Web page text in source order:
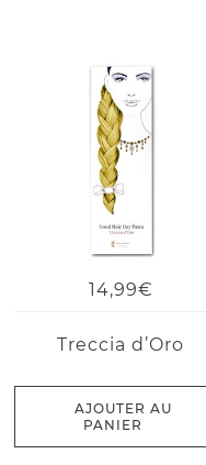
14,99€
Treccia d’Oro
AJOUTER AU
PANIER